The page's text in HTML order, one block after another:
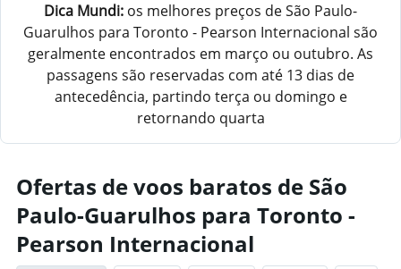
Dica Mundi: os melhores preços de São Paulo-
Guarulhos para Toronto - Pearson Internacional são
geralmente encontrados em março ou outubro. As
passagens são reservadas com até 13 dias de
antecedência, partindo terça ou domingo e
retornando quarta
Ofertas de voos baratos de São
Paulo-Guarulhos para Toronto -
Pearson Internacional